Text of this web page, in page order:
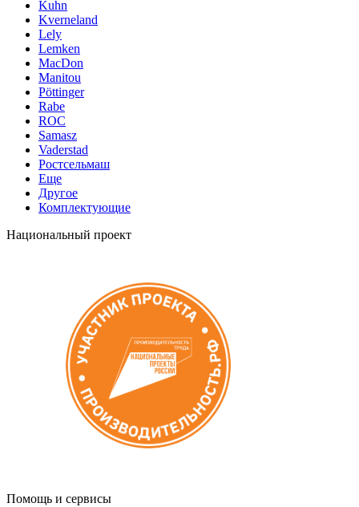
Kuhn
Kverneland
Lely
Lemken
MacDon
Manitou
Pöttinger
Rabe
ROC
Samasz
Vaderstad
Ростсельмаш
Еще
Другое
Комплектующие
Национальный проект
Помощь и сервисы